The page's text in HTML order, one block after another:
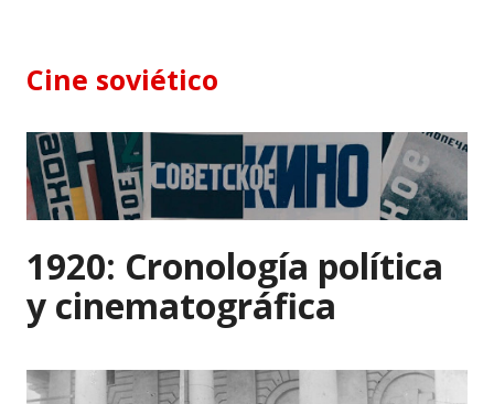
content
Cine soviético
1920: Cronología política
y cinematográfica